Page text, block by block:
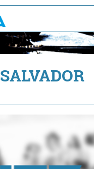
SALVADOR